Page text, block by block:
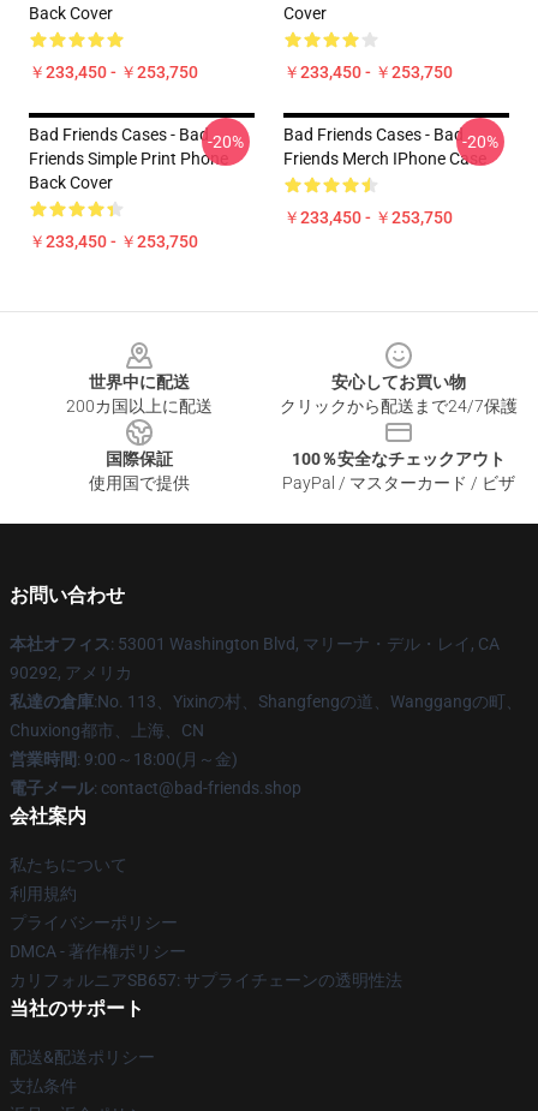
Back Cover
￥233,450 - ￥253,750
Cover
￥233,450 - ￥253,750
Bad Friends Cases - Bad
Friends Simple Print Phone
Back Cover
￥233,450 - ￥253,750
-20%
Bad Friends Cases - Bad
Friends Merch IPhone Case
￥233,450 - ￥253,750
-20%
世界中に配送
200カ国以上に配送
安心してお買い物
クリックから配送まで24/7保護
国際保証
使用国で提供
100％安全なチェックアウト
PayPal / マスターカード / ビザ
お問い合わせ
本社オフィス: 53001 Washington Blvd, マリーナ・デル・レイ, CA
90292, アメリカ
私達の倉庫:No. 113、Yixinの村、Shangfengの道、Wanggangの町、
Chuxiong都市、上海、CN
営業時間: 9:00～18:00(月～金)
電子メール: contact@bad-friends.shop
会社案内
私たちについて
利用規約
プライバシーポリシー
DMCA - 著作権ポリシー
カリフォルニアSB657: サプライチェーンの透明性法
当社のサポート
配送&配送ポリシー
支払条件